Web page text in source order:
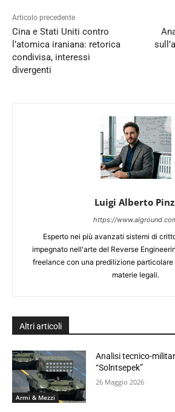
Articolo precedente
Cina e Stati Uniti contro
l’atomica iraniana: retorica
condivisa, interessi
divergenti
Luigi Alberto
https://
Esperto nei più avanzati sistemi di
impegnato nell'arte del Reverse
freelance con una predilizione particolare
materie legali.
Altri articoli
Armi & Mezzi
Analisi tecnico-
“Solntsepek”
26 Maggio 2026